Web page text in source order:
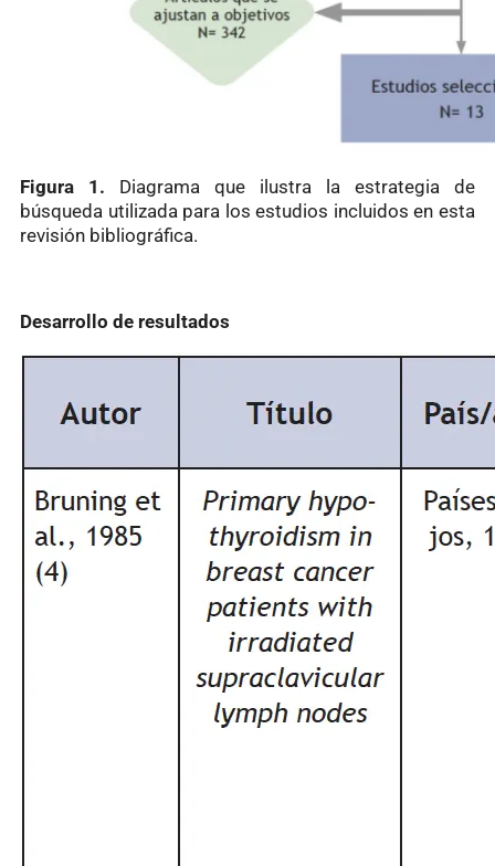
Figura 1. Diagrama que ilustra la estrategia de
búsqueda utilizada para los estudios incluidos en esta
revisión bibliográfica.
Desarrollo de resultados